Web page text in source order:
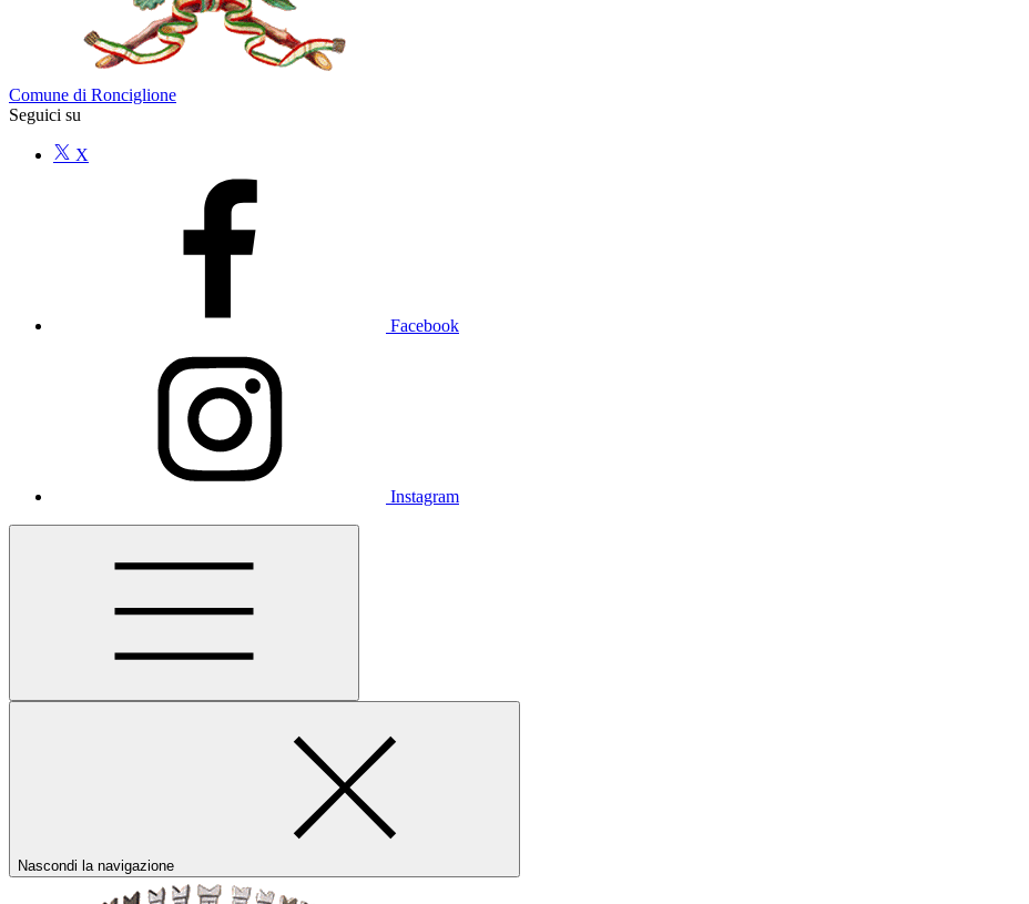
Comune di Ronciglione
Seguici su
X
Facebook
Instagram
Nascondi la navigazione